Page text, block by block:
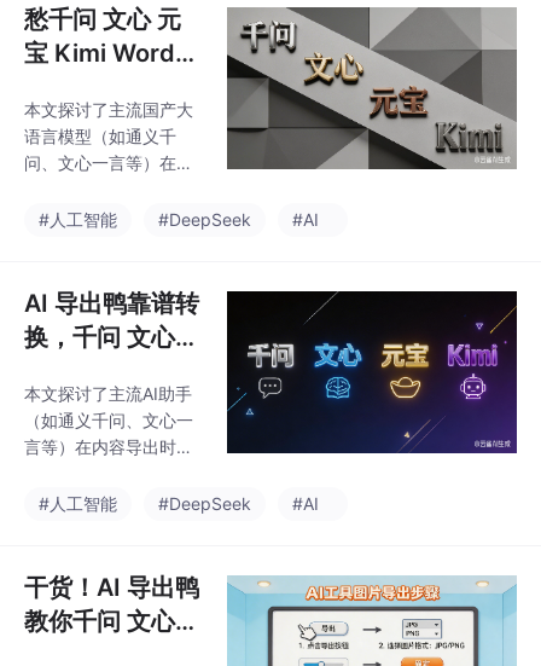
bP转码、CDN时效性、
批量导出困难等问题，
并具体分析了各平台的
用阿里云OSS存储但缺
乏批量下载，文心一言
有复杂水印和动态鉴
端分享，Kimi的流式传
荐使用"AI导出鸭"插件
愁千问 文心 元
宝 Kimi Word
出鸭一键统一格
式高效整理
本文探讨了主流国产大
语言模型（如通义千
问、文心一言等）在Ma
导出乱象问题。不同模
语法、文心一言注入复
杂CSS样式），导致直
接复制内容到CSDN/Git
表格偏移等问题。文章
指出DOM结构干扰、La
TeX标识符冲突和转义
点，并提出了标准化解
荐了AI导出
#人工智能 #DeepSeek #AI
AI 导出鸭靠谱转
换，千问 文心
无乱码，AI 内容
导出零瑕疵
本文探讨了主流AI助手
（如通义千问、文心一
言等）在内容导出时出
并提出了针对性解决方
化为工程文档，但面临
格式塌陷、公式不可编
辑等挑战。通过对比分
#人工智能 #DeepSeek #AI
干货！AI 导出鸭
教你千问 文心